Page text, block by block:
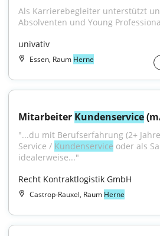
Als Karrierebegleiter unterstützt
Absolventen und Young
univativ
Essen, Raum Herne
Mitarbeiter Kundenservice
"...du mit Berufserfahrung (2+
Service / Kundenservice oder als
idealerweise..."
Recht Kontraktlogistik GmbH
Castrop-Rauxel, Raum Herne